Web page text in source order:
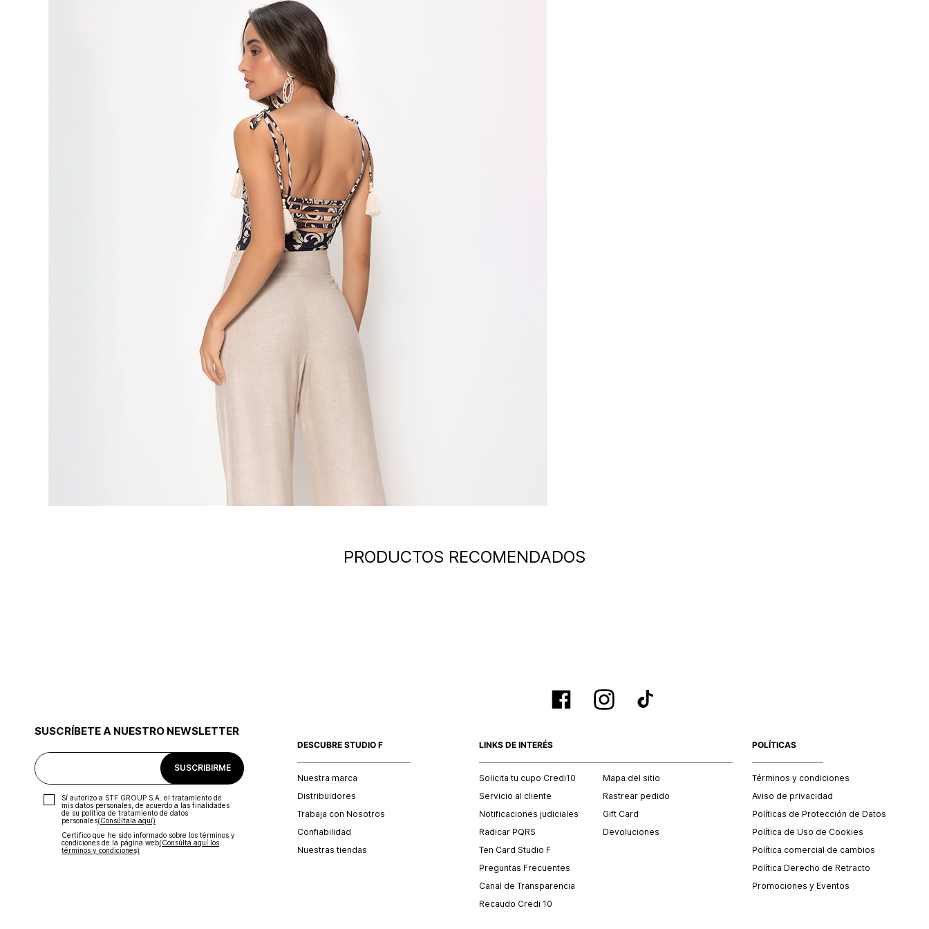
PRODUCTOS RECOMENDADOS
SUSCRÍBETE A NUESTRO NEWSLETTER
SUSCRIBIRME
Sí autorizo a STF GROUP S.A. el tratamiento de
mis datos personales, de acuerdo a las finalidades
de su política de tratamiento de datos
personales‎(Consúltala aquí)
Certifico que he sido informado sobre los términos y
condiciones de la página web‎(Consúlta aquí los
términos y condiciones)
DESCUBRE STUDIO F
Nuestra marca
Distribuidores
Trabaja con Nosotros
Confiabilidad
Nuestras tiendas
LINKS DE INTERÉS
Solicita tu cupo Credi10
Servicio al cliente
Notificaciones judiciales
Radicar PQRS
Ten Card Studio F
Preguntas Frecuentes
Canal de Transparencia
Recaudo Credi 10
Mapa del sitio
Rastrear pedido
Gift Card
Devoluciones
POLÍTICAS
Términos y condiciones
Aviso de privacidad
Políticas de Protección de Datos
Política de Uso de Cookies
Política comercial de cambios
Política Derecho de Retracto
Promociones y Eventos